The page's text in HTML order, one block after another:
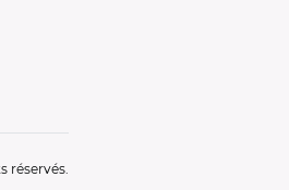
réservés.